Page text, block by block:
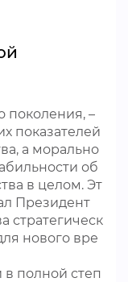
поколения, –
показателей
а морально
об
в целом. Эт
Президент
стратегическ
нового вре
полной степ